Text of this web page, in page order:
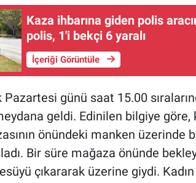
Kaza ihbarına giden polis
polis, 1'i bekçi 6 yaralı
İçeriği Görüntüle
Pazartesi günü saat 15.00
geldi. Edinilen bilgiye göre,
önündeki manken üzerinde
Bir süre mağaza önünde
çıkararak üzerine giydi.